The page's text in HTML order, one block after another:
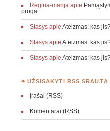
Regina-marijaapie
proga
Stasysapie Ateizmas: kas
Stasysapie Ateizmas: kas
Stasysapie Ateizmas: kas
♣ UŽSISAKYTI RSS SRAUTĄ
Įrašai (RSS)
Komentarai (RSS)